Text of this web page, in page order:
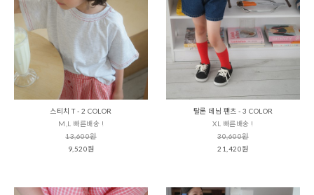
스티치 T - 2 COLOR
M,L 빠른배송 !
13,600원
9,520원
탈론 데님 팬츠 - 3 COLOR
XL 빠른배송 !
30,600원
21,420원